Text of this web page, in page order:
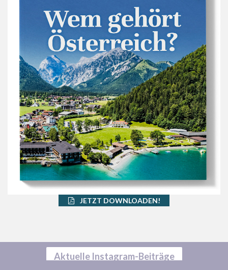
JETZT DOWNLOADEN!
Aktuelle Instagram-Beiträge